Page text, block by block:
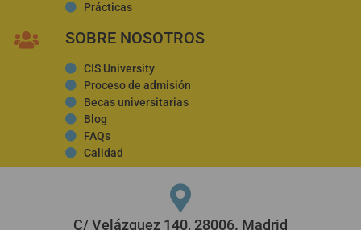
Prácticas
SOBRE NOSOTROS
CIS University
Proceso de admisión
Becas universitarias
Blog
FAQs
Calidad
C/ Velázquez 140, 28006. Madrid